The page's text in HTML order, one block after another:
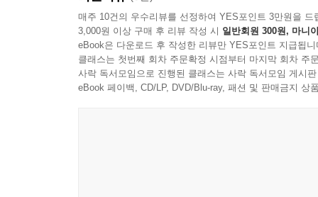
매주 10건의 우수리뷰를 선정하여 YES포인트 3만원을 드
3,000원 이상 구매 후 리뷰 작성 시 일반회원 300원, 마니
eBook은 다운로드 후 작성한 리뷰만 YES포인트 지급됩니
클래스는 첫번째 회차 주문확정 시점부터 마지막 회차 주
사락 독서모임으로 진행된 클래스는 사락 독서모임 게시
eBook 페이백, CD/LP, DVD/Blu-ray, 패션 및 판매금지 상